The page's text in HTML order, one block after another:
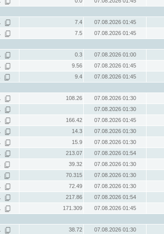
7.4
07.08.2026 01:45
7.5
07.08.2026 01:45
0.3
07.08.2026 01:00
9.56
07.08.2026 01:45
9.4
07.08.2026 01:45
108.26
07.08.2026 01:30
07.08.2026 01:30
166.42
07.08.2026 01:45
14.3
07.08.2026 01:30
15.9
07.08.2026 01:30
213.07
07.08.2026 01:54
39.32
07.08.2026 01:30
70.315
07.08.2026 01:30
72.49
07.08.2026 01:30
217.86
07.08.2026 01:54
171.309
07.08.2026 01:45
38.72
07.08.2026 01:30